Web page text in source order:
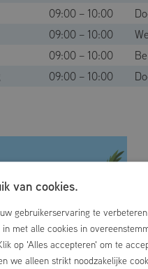
09:00 – 10:00
09:00 – 10:00
09:00 – 10:00
09:00 – 10:00
van cookies.
gebruikerservaring te
met alle cookies in
op 'Alles accepteren' om te
we alleen strikt noodzakelijke